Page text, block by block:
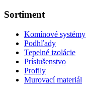
Sortiment
Komínové systémy
Podhľady
Tepelné izolácie
Príslušenstvo
Profily
Murovací materiál